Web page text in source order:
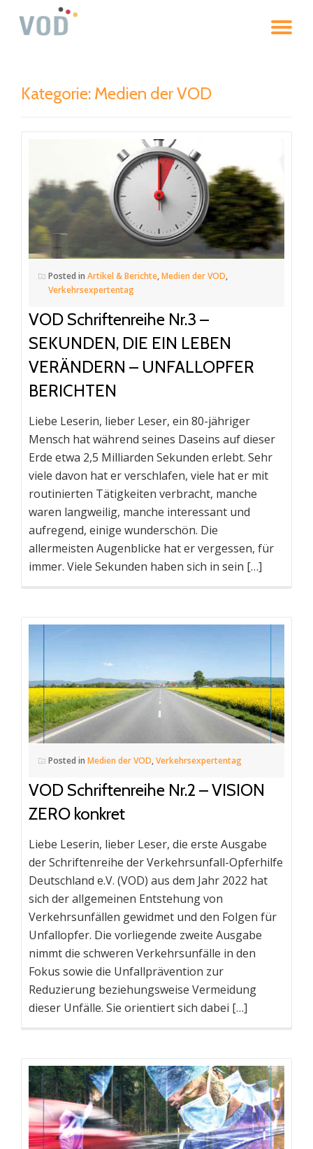
Kategorie: Medien der VOD
Posted in Artikel & Berichte,Medien der VOD,
Verkehrsexpertentag
VOD Schriftenreihe Nr.3 –
SEKUNDEN, DIE EIN LEBEN
VERÄNDERN – UNFALLOPFER
BERICHTEN
Liebe Leserin, lieber Leser, ein 80-jähriger
Mensch hat während seines Daseins auf dieser
Erde etwa 2,5 Milliarden Sekunden erlebt. Sehr
viele davon hat er verschlafen, viele hat er mit
routinierten Tätigkeiten verbracht, manche
waren langweilig, manche interessant und
aufregend, einige wunderschön. Die
allermeisten Augenblicke hat er vergessen, für
immer. Viele Sekunden haben sich in sein […]
Posted in Medien der VOD,Verkehrsexpertentag
VOD Schriftenreihe Nr.2 – VISION
ZERO konkret
Liebe Leserin, lieber Leser, die erste Ausgabe
der Schriftenreihe der Verkehrsunfall-Opferhilfe
Deutschland e.V. (VOD) aus dem Jahr 2022 hat
sich der allgemeinen Entstehung von
Verkehrsunfällen gewidmet und den Folgen für
Unfallopfer. Die vorliegende zweite Ausgabe
nimmt die schweren Verkehrsunfälle in den
Fokus sowie die Unfallprävention zur
Reduzierung beziehungsweise Vermeidung
dieser Unfälle. Sie orientiert sich dabei […]